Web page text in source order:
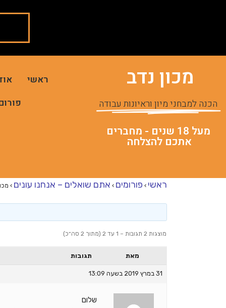
מכון נדב
הכנה למבחני מיון וראיונות עבודה
מעל 18 שנים - מחברים
אתכם להצלחה
ראשי
ראשי › פורומים › אתם שואלים – אנחנו עונים ›
מוצגות 2 תגובות – 1 עד 2 (מתוך 2 סה״כ)
מאת תגובות
31 במרץ 2019 בשעה 13:09
שלום